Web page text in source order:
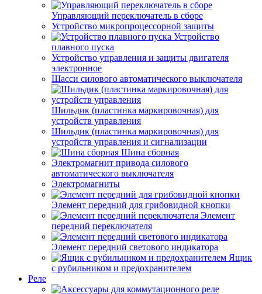
Управляющий переключатель в сборе
Устройство микропроцессорной защиты
Устройство
плавного пуска
Устройство управления и защиты двигателя
электронное
Шасси силового автоматического выключателя
Шильдик (пластинка маркировочная) для
устройств управления
Шильдик (пластинка маркировочная) для
устройств управления и сигнализации
Шина сборная
Электромагнит привода силового
автоматического выключателя
Электромагниты
Элемент передний для грибовидной кнопки
Элемент
передний переключателя
Элемент передний светового индикатора
Ящик
с рубильником и предохранителем
Реле